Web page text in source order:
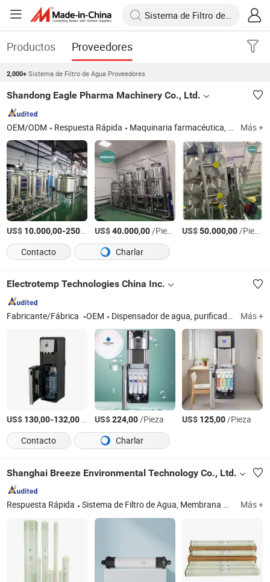
Productos Proveedores
2,000+ Sistema de Filtro de Agua Proveedores
Shandong Eagle Pharma Machinery Co., Ltd.
OEM/ODM Respuesta Rápida Maquinaria farmacéutica, máquina farmacéutica, sistema de agua purificada, destilador de agua de múltiples efectos, generador de vapor puro, sistema de almacenamiento y distribución de preparación líquida, desalinización de agua de mar Más +
US$ 10.000,00-250.000,00 /Pieza
US$40.000,00/Pieza US$50.000,00/Pieza
Contacto
Charlar
Electrotemp Technologies China Inc.
Fabricante/Fábrica OEM Dispensador de agua, purificador de agua, enfriador de agua, cafetera, máquina de soda Más +
US$ 130,00-132,00 US$224,00/Pieza US$ 125,00/Pieza
Contacto
Charlar
Shanghai Breeze Environmental Technology Co., Ltd.
Respuesta Rápida Sistema de Filtro de Agua, Membrana RO 8040, Membrana de Agua de Mar, Membrana de Bajas Presiones, Membrana UF, Equipos de Tratamiento de Agua, Válvula Runxin, Bomba, Recipientes de FRP, Carcasas de Filtro y Medios Más +